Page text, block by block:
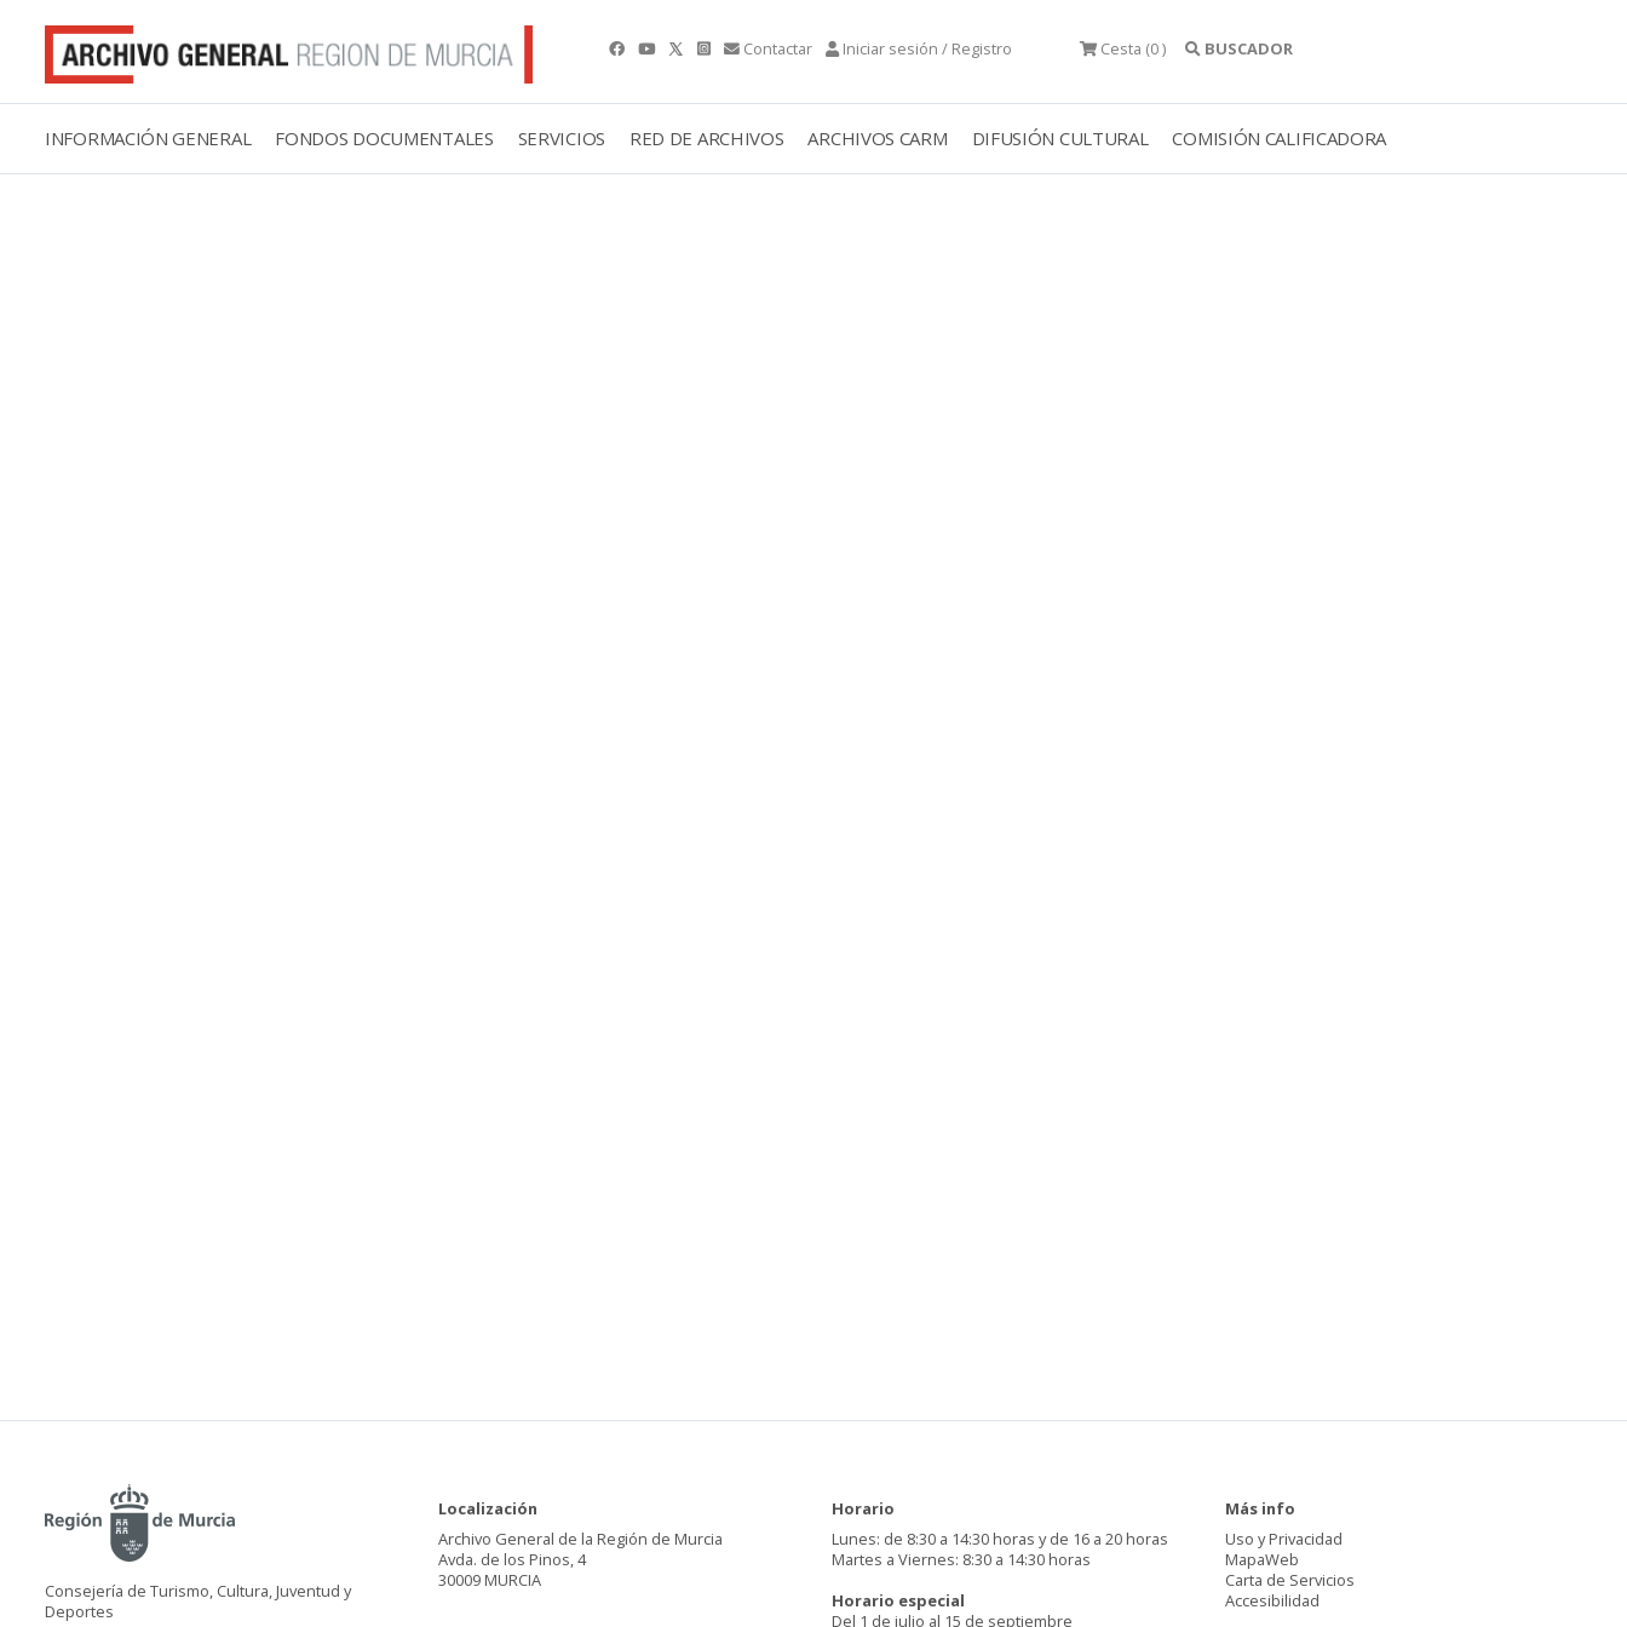
Contactar Iniciar sesión / Registro Cesta (0 ) BUSCADOR
INFORMACIÓN GENERAL FONDOS DOCUMENTALES SERVICIOS RED DE ARCHIVOS ARCHIVOS CARM DIFUSIÓN CULTURAL COMISIÓN CALIFICADORA
Consejería de Turismo, Cultura, Juventud y
Deportes
Localización
Archivo General de la Región de Murcia
Avda. de los Pinos, 4
30009 MURCIA
Horario
Lunes: de 8:30 a 14:30 horas y de 16 a 20 horas
Martes a Viernes: 8:30 a 14:30 horas
Horario especial
Del 1 de julio al 15 de septiembre
Más info
Uso y Privacidad
MapaWeb
Carta de Servicios
Accesibilidad